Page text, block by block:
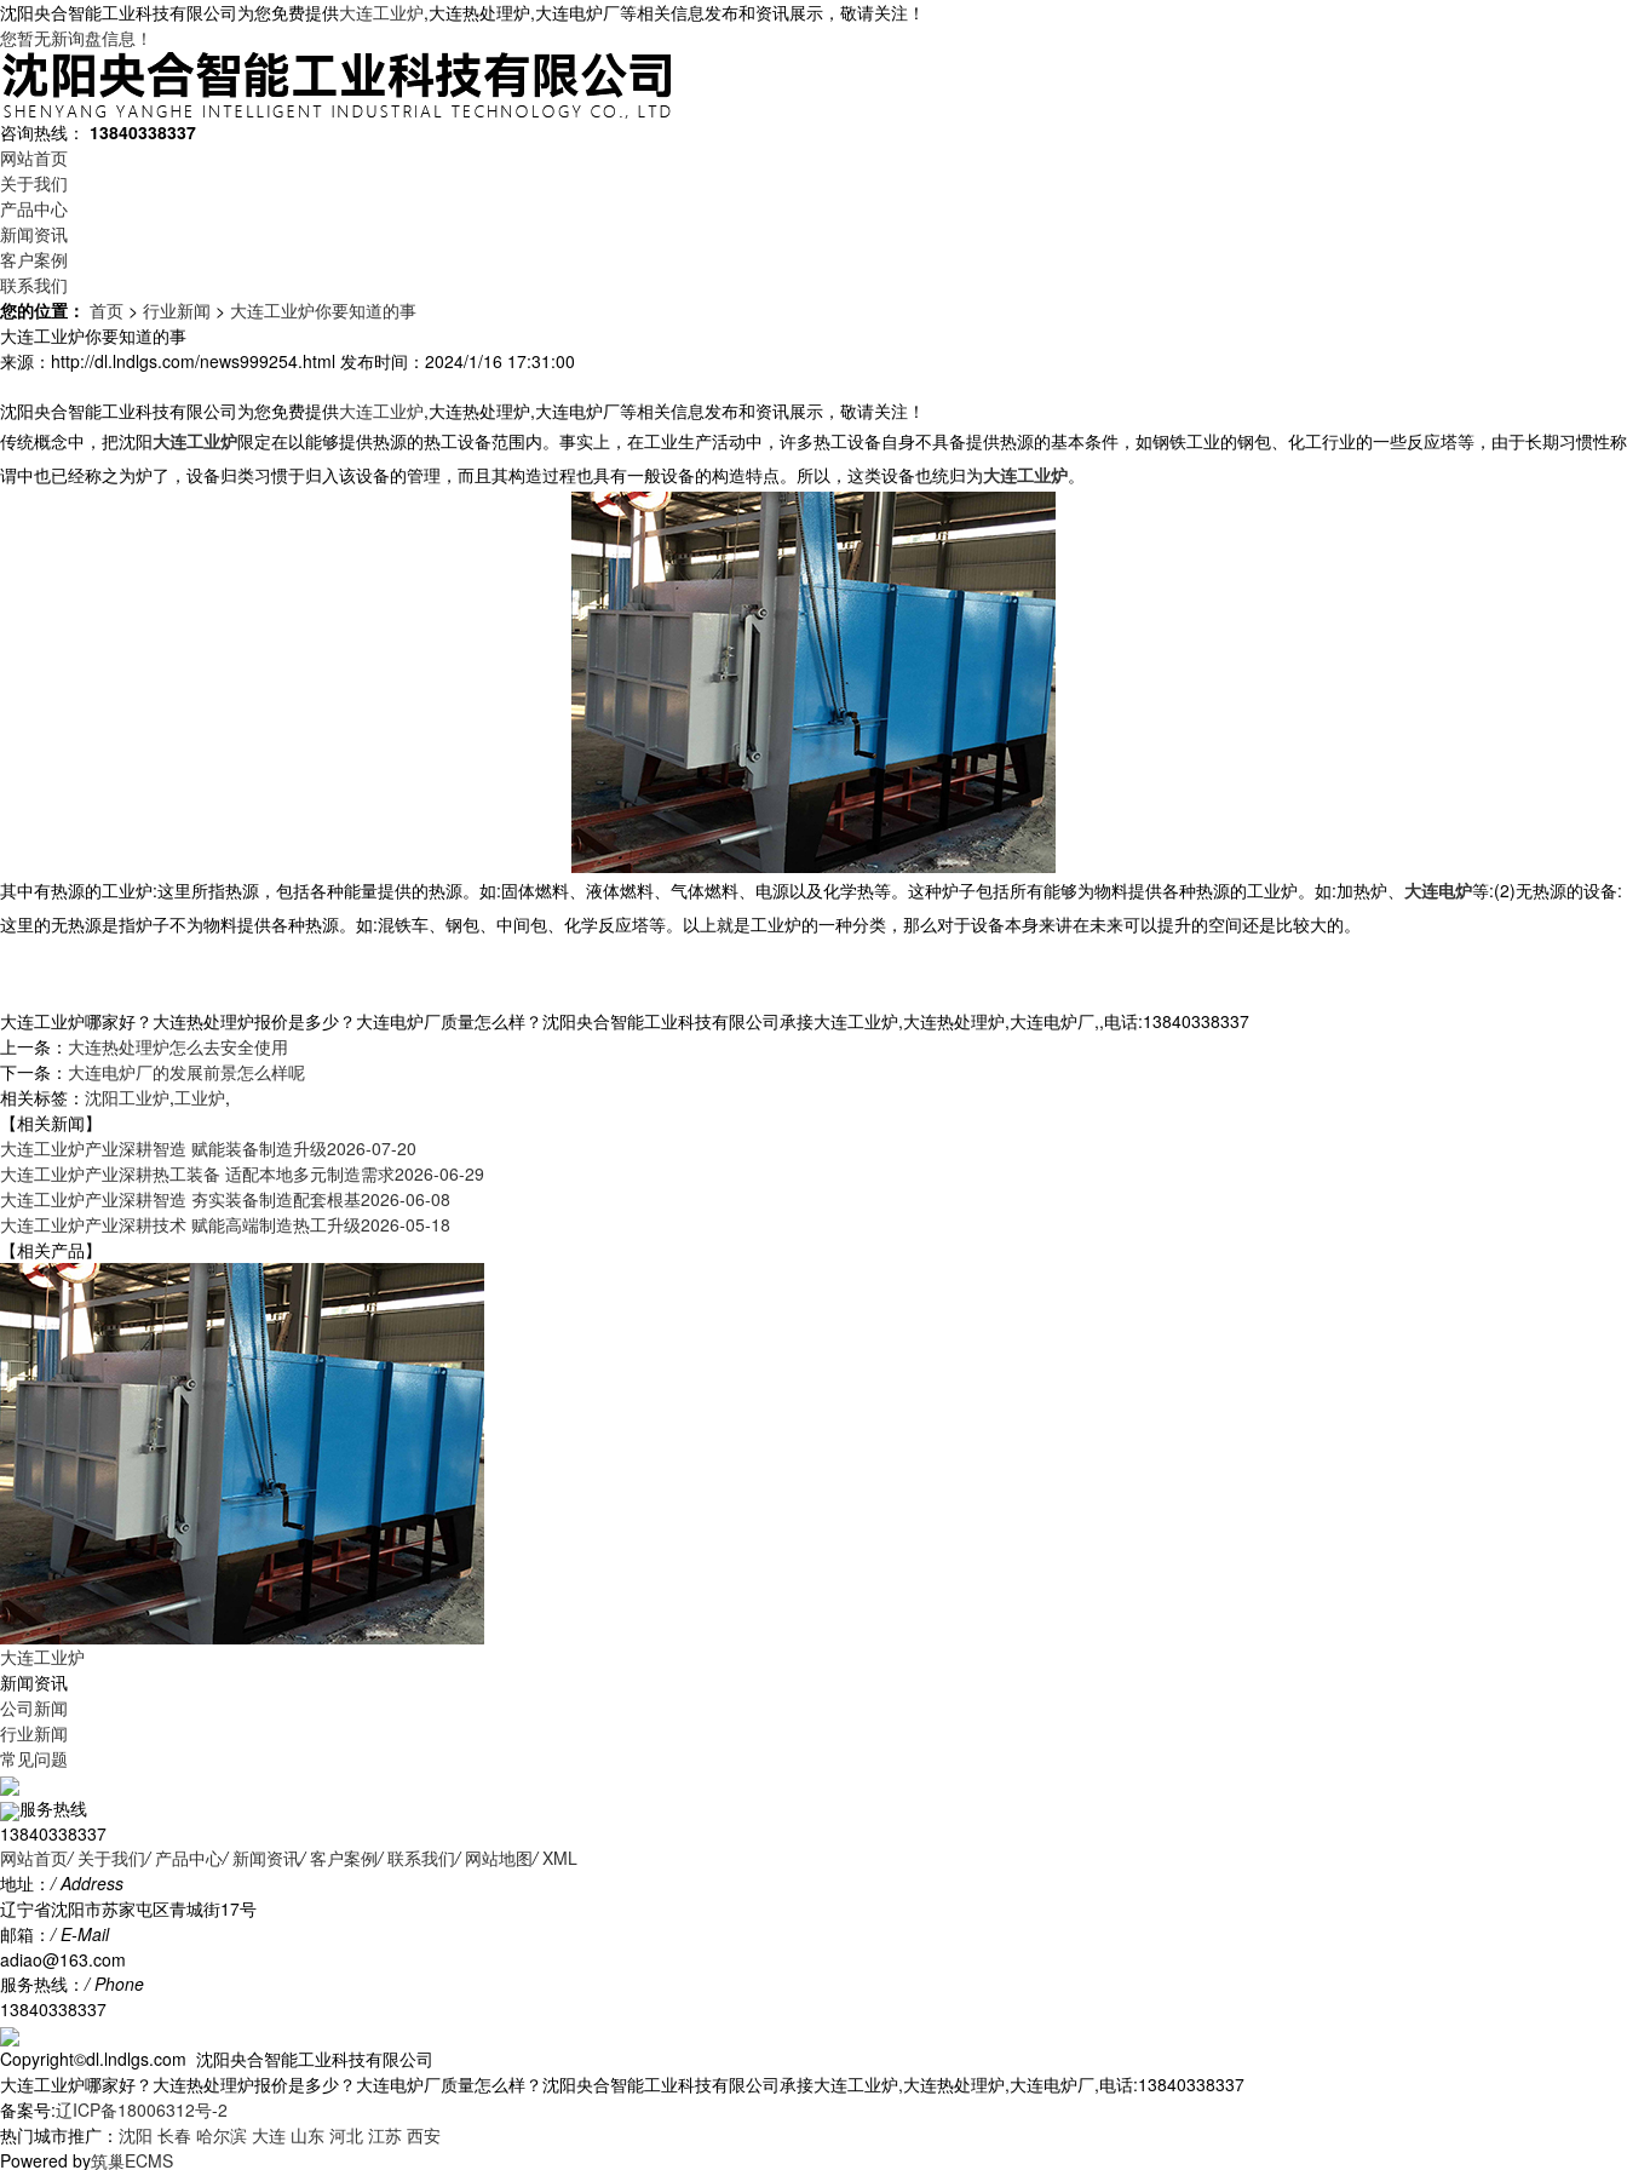
沈阳央合智能工业科技有限公司为您免费提供大连工业炉,大连热处理炉,大连电炉厂等相关信息发布和资讯展示，敬请关注！
您暂无新询盘信息！
咨询热线： 13840338337
网站首页
关于我们
产品中心
新闻资讯
客户案例
联系我们
您的位置： 首页 > 行业新闻 > 大连工业炉你要知道的事
大连工业炉你要知道的事
来源：http://dl.lndlgs.com/news999254.html 发布时间：2024/1/16 17:31:00
沈阳央合智能工业科技有限公司为您免费提供大连工业炉,大连热处理炉,大连电炉厂等相关信息发布和资讯展示，敬请关注！
传统概念中，把沈阳大连工业炉限定在以能够提供热源的热工设备范围内。事实上，在工业生产活动中，许多热工设备自身不具备提供热源的基本条件，如钢铁工业的钢包、化工行业的一些反应塔等，由于长期习惯性称
谓中也已经称之为炉了，设备归类习惯于归入该设备的管理，而且其构造过程也具有一般设备的构造特点。所以，这类设备也统归为大连工业炉。
其中有热源的工业炉:这里所指热源，包括各种能量提供的热源。如:固体燃料、液体燃料、气体燃料、电源以及化学热等。这种炉子包括所有能够为物料提供各种热源的工业炉。如:加热炉、 大连电炉等:(2)无热源的设备:
这里的无热源是指炉子不为物料提供各种热源。如:混铁车、钢包、中间包、化学反应塔等。以上就是工业炉的一种分类，那么对于设备本身来讲在未来可以提升的空间还是比较大的。
大连工业炉哪家好？大连热处理炉报价是多少？大连电炉厂质量怎么样？沈阳央合智能工业科技有限公司承接大连工业炉,大连热处理炉,大连电炉厂,,电话:13840338337
上一条： 大连热处理炉怎么去安全使用
下一条： 大连电炉厂的发展前景怎么样呢
相关标签： 沈阳工业炉,工业炉,
【相关新闻】
大连工业炉产业深耕智造 赋能装备制造升级2026-07-20
大连工业炉产业深耕热工装备 适配本地多元制造需求2026-06-29
大连工业炉产业深耕智造 夯实装备制造配套根基2026-06-08
大连工业炉产业深耕技术 赋能高端制造热工升级2026-05-18
【相关产品】
大连工业炉
新闻资讯
公司新闻
行业新闻
常见问题
服务热线
13840338337
网站首页/ 关于我们/ 产品中心/ 新闻资讯/ 客户案例/ 联系我们/ 网站地图/ XML
地址：/ Address
辽宁省沈阳市苏家屯区青城街17号
邮箱：/ E-Mail
adiao@163.com
服务热线：/ Phone
13840338337
Copyright©dl.lndlgs.com 沈阳央合智能工业科技有限公司
大连工业炉哪家好？大连热处理炉报价是多少？大连电炉厂质量怎么样？沈阳央合智能工业科技有限公司承接大连工业炉,大连热处理炉,大连电炉厂,电话:13840338337
备案号:辽ICP备18006312号-2
热门城市推广： 沈阳 长春 哈尔滨 大连 山东 河北 江苏 西安
Powered by筑巢ECMS